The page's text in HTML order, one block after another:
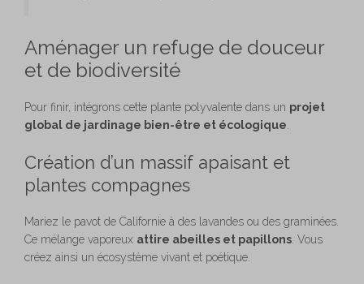
Aménager un refuge de douceur
et de biodiversité
Pour finir, intégrons cette plante polyvalente dans un projet
global de jardinage bien-être et écologique
Création d’un massif apaisant et
plantes compagnes
Mariez le pavot de Californie à des lavandes ou des graminées.
Ce mélange vaporeux attire abeilles et papillons . Vous
créez ainsi un écosystème vivant et poétique.